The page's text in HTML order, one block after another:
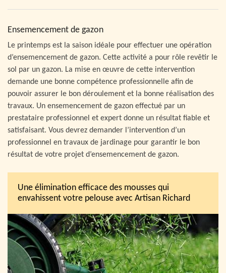
Ensemencement de gazon
Le printemps est la saison idéale pour effectuer une opération
d’ensemencement de gazon. Cette activité a pour rôle revêtir le
sol par un gazon. La mise en œuvre de cette intervention
demande une bonne compétence professionnelle afin de
pouvoir assurer le bon déroulement et la bonne réalisation des
travaux. Un ensemencement de gazon effectué par un
prestataire professionnel et expert donne un résultat fiable et
satisfaisant. Vous devrez demander l’intervention d’un
professionnel en travaux de jardinage pour garantir le bon
résultat de votre projet d’ensemencement de gazon.
Une élimination efficace des mousses qui
envahissent votre pelouse avec Artisan Richard